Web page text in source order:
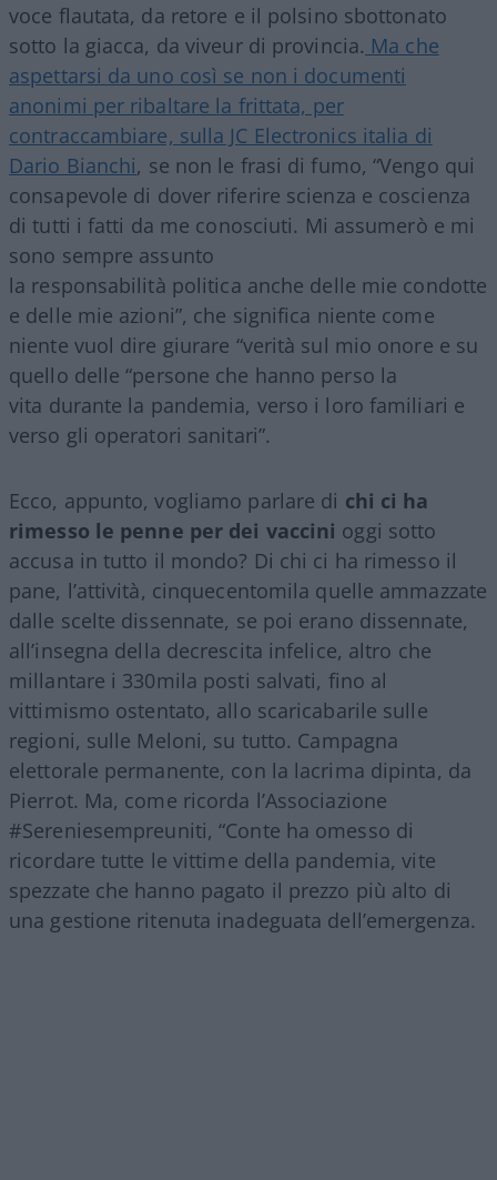
voce flautata, da retore e il polsino sbottonato
sotto la giacca, da viveur di provincia. Ma che
aspettarsi da uno così se non i documenti
anonimi per ribaltare la frittata, per
contraccambiare, sulla JC Electronics italia di
Dario Bianchi, se non le frasi di fumo, “Vengo qui
consapevole di dover riferire scienza e coscienza
di tutti i fatti da me conosciuti. Mi assumerò e mi
sono sempre assunto
la responsabilità politica anche delle mie condotte
e delle mie azioni”, che significa niente come
niente vuol dire giurare “verità sul mio onore e su
quello delle “persone che hanno perso la
vita durante la pandemia, verso i loro familiari e
verso gli operatori sanitari”.
Ecco, appunto, vogliamo parlare di chi ci ha
rimesso le penne per dei vaccini oggi sotto
accusa in tutto il mondo? Di chi ci ha rimesso il
pane, l’attività, cinquecentomila quelle ammazzate
dalle scelte dissennate, se poi erano dissennate,
all’insegna della decrescita infelice, altro che
millantare i 330mila posti salvati, fino al
vittimismo ostentato, allo scaricabarile sulle
regioni, sulle Meloni, su tutto. Campagna
elettorale permanente, con la lacrima dipinta, da
Pierrot. Ma, come ricorda l’Associazione
#Sereniesempreuniti, “Conte ha omesso di
ricordare tutte le vittime della pandemia, vite
spezzate che hanno pagato il prezzo più alto di
una gestione ritenuta inadeguata dell’emergenza.